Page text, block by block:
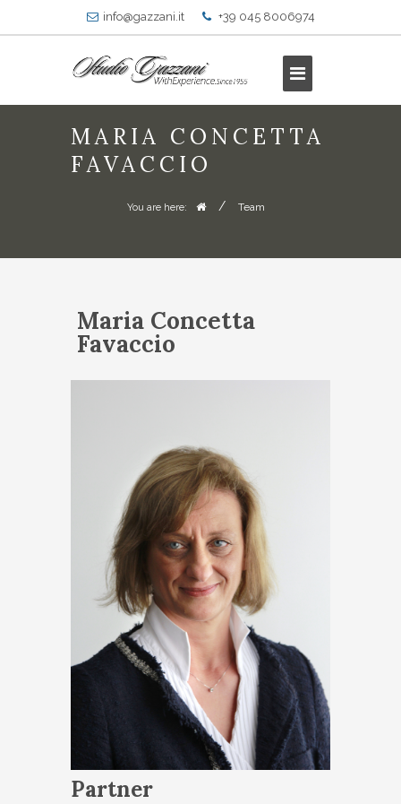
info@gazzani.it +39 045 8006974
MARIA CONCETTA
FAVACCIO
You are here: / Team
Maria Concetta
Favaccio
Partner